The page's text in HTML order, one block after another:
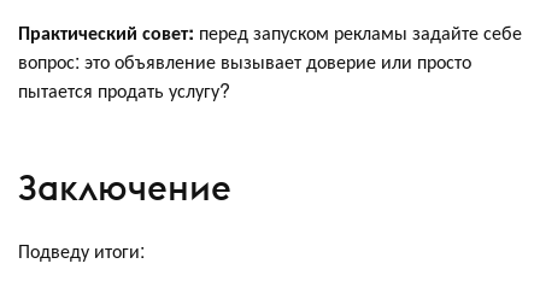
Практический совет: перед запуском рекламы задайте себе
вопрос: это объявление вызывает доверие или просто
пытается продать услугу?
Заключение
Подведу итоги: